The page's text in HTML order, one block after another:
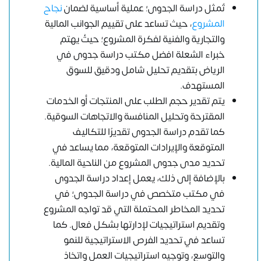
تُمثل دراسة الجدوى؛ عملية أساسية لضماننجاح
المشروع، حيث تساعد على تقييم الجوانب المالية
والتجارية والفنية لفكرة المشروع؛ حيثُ يهتم
خبراء الشعلة افضل مكتب دراسة جدوى في
الرياض بتقديم تحليل شامل ودقيق للسوق
المستهدف.
يتم تقدير حجم الطلب على المنتجات أو الخدمات
المقترحة وتحليل المنافسة والاتجاهات السوقية.
كما تقدم دراسة الجدوى تقديرًا للتكاليف
المتوقعة والإيرادات المتوقعة، مما يساعد في
تحديد مدى جدوى المشروع من الناحية المالية.
بالإضافة إلى ذلك، يعمل إعداد دراسة الجدوى
في مكتب متخصص في دراسة الجدوى؛ في
تحديد المخاطر المحتملة التي قد تواجه المشروع
وتقديم استراتيجيات لإدارتها بشكل فعال. كما
تساعد في تحديد الفرص الاستراتيجية للنمو
والتوسع، وتوجيه استراتيجيات العمل واتخاذ